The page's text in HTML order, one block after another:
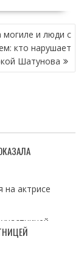
могиле и люди с
кто нарушает
Шатунова
актрисе